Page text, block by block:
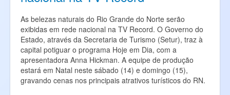
As belezas naturais do Rio Grande do Norte serão
exibidas em rede nacional na TV Record. O Governo do
Estado, através da Secretaria de Turismo (Setur), traz à
capital potiguar o programa Hoje em Dia, com a
apresentadora Anna Hickman. A equipe de produção
estará em Natal neste sábado (14) e domingo (15),
gravando cenas nos principais atrativos turísticos do RN.